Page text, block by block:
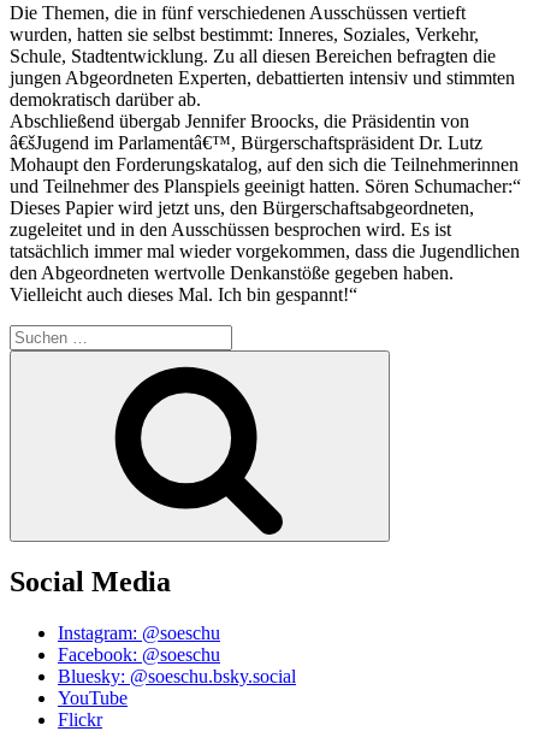
Die Themen, die in fünf verschiedenen Ausschüssen vertieft
wurden, hatten sie selbst bestimmt: Inneres, Soziales, Verkehr,
Schule, Stadtentwicklung. Zu all diesen Bereichen befragten die
jungen Abgeordneten Experten, debattierten intensiv und stimmten
demokratisch darüber ab.
Abschließend übergab Jennifer Broocks, die Präsidentin von
â€šJugend im Parlamentâ€™, Bürgerschaftspräsident Dr. Lutz
Mohaupt den Forderungskatalog, auf den sich die Teilnehmerinnen
und Teilnehmer des Planspiels geeinigt hatten. Sören Schumacher:“
Dieses Papier wird jetzt uns, den Bürgerschaftsabgeordneten,
zugeleitet und in den Ausschüssen besprochen wird. Es ist
tatsächlich immer mal wieder vorgekommen, dass die Jugendlichen
den Abgeordneten wertvolle Denkanstöße gegeben haben.
Vielleicht auch dieses Mal. Ich bin gespannt!“
Suchen
nach:
Social Media
Instagram: @soeschu
Facebook: @soeschu
Bluesky: @soeschu.bsky.social
YouTube
Flickr